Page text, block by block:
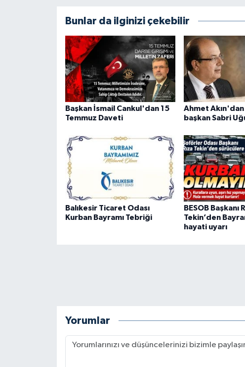
Bunlar da ilginizi çekebilir
Başkan İsmail Cankul'dan 15
Temmuz Daveti
Ahmet
başkan Sabri
Balıkesir Ticaret Odası
Kurban Bayramı Tebriği
BESOB Başkanı
Tekin’den
hayati uyarı
Yorumlar